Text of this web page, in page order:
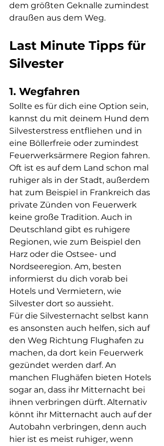
dem größten Geknalle zumindest
draußen aus dem Weg.
Last Minute Tipps für
Silvester
1. Wegfahren
Sollte es für dich eine Option sein,
kannst du mit deinem Hund dem
Silvesterstress entfliehen und in
eine Böllerfreie oder zumindest
Feuerwerksärmere Region fahren.
Oft ist es auf dem Land schon mal
ruhiger als in der Stadt, außerdem
hat zum Beispiel in Frankreich das
private Zünden von Feuerwerk
keine große Tradition. Auch in
Deutschland gibt es ruhigere
Regionen, wie zum Beispiel den
Harz oder die Ostsee- und
Nordseeregion. Am, besten
informierst du dich vorab bei
Hotels und Vermietern, wie
Silvester dort so aussieht.
Für die Silvesternacht selbst kann
es ansonsten auch helfen, sich auf
den Weg Richtung Flughafen zu
machen, da dort kein Feuerwerk
gezündet werden darf. An
manchen Flughäfen bieten Hotels
sogar an, dass ihr Mitternacht bei
ihnen verbringen dürft. Alternativ
könnt ihr Mitternacht auch auf der
Autobahn verbringen, denn auch
hier ist es meist ruhiger, wenn